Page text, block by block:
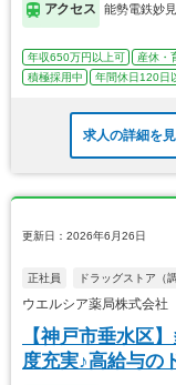
アクセス 能勢電鉄妙
年収650万円以上可 産休・
積極採用中
年間休日120日
求人の詳細を
更新日：2026年6月26日
正社員 ドラッグストア（
ウエルシア薬局株式会
【神戸市垂水区
度充実♪高給与の